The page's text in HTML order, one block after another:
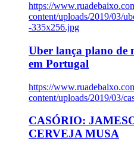
https://
content/uploads/2019/03/
-335x256.jpg
Uber lança plano de
em Portugal
https://
content/uploads/2019/03/
CASÓRIO:
CERVEJA MUSA